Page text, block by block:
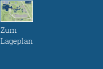
Zum
Lageplan